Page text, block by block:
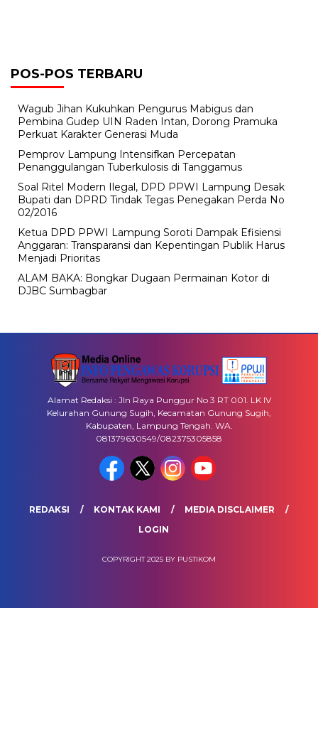
POS-POS TERBARU
Wagub Jihan Kukuhkan Pengurus Mabigus dan
Pembina Gudep UIN Raden Intan, Dorong Pramuka
Perkuat Karakter Generasi Muda
Pemprov Lampung Intensifkan Percepatan
Penanggulangan Tuberkulosis di Tanggamus
Soal Ritel Modern Ilegal, DPD PPWI Lampung Desak
Bupati dan DPRD Tindak Tegas Penegakan Perda No
02/2016
Ketua DPD PPWI Lampung Soroti Dampak Efisiensi
Anggaran: Transparansi dan Kepentingan Publik Harus
Menjadi Prioritas
ALAM BAKA: Bongkar Dugaan Permainan Kotor di
DJBC Sumbagbar
Alamat Redaksi : Jln Raya Punggur No 3 RT 001. LK IV
Kelurahan Gunung Sugih, Kecamatan Gunung Sugih,
Kabupaten, Lampung Tengah. WA.
081379630549/082375305858
REDAKSI KONTAK KAMI
MEDIA DISCLAIMER
LOGIN
COPYRIGHT 2025 BY PUSTIKOM